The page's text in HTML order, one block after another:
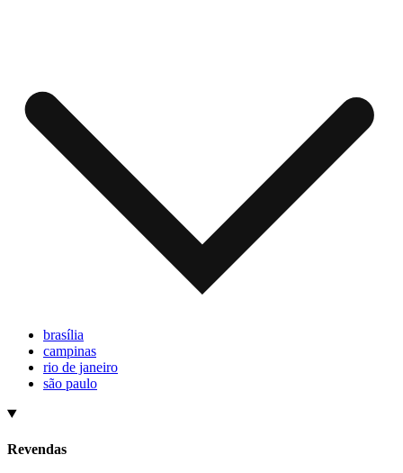
brasília
campinas
rio de janeiro
são paulo
Revendas